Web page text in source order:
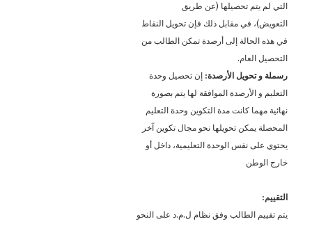
التي لم يتم تحصيلها (عن طريق
التعويض)، في مقابل ذلك فإن تحويل النقاط
في هذه الحالة إلى أرصدة تمكن الطالب من
التحصيل العام.
رسملة و تحويل الأرصدة: إن تحصيل وحدة
التعليم و الأرصدة الموافقة لها يتم بصورة
نهائية مهما كانت مدة التكوين وحدة التعليم
المحصلة يمكن تحويلها نحو مجال تكوين آخر
يحتوي على نفس الوحدة التعليمية، داخل أو
خارج الوطن
التقييم:
يتم تقييم الطالب وفق نظام ل.م.د على النحو